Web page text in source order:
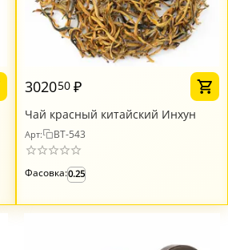
302050 ₽
Чай красный китайский Инхун
Арт: BT-543
Фасовка:0.25